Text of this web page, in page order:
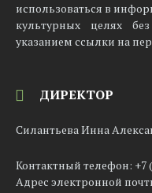
использоваться в
культурных целях
указанием ссылки на
ДИРЕКТОР
Силантьева Инна
Контактный телефон: +7
Адрес электронной